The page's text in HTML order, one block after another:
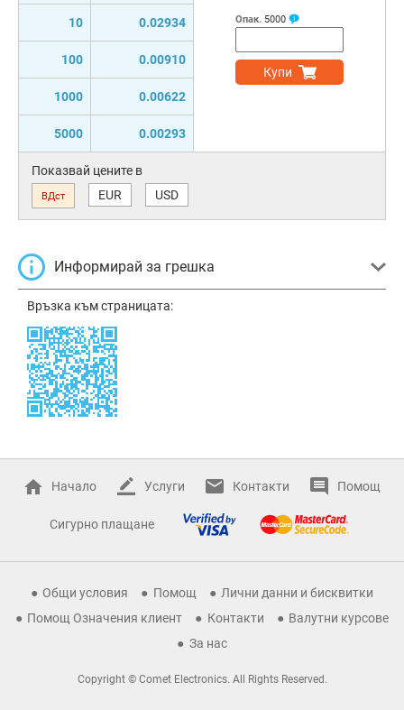
10 0.02934
100 0.00910
1000 0.00622
5000 0.00293
Опак. 5000
Купи
Показвай цените в
ВДст EUR USD
Информирай за грешка
Връзка към страницата:
Начало Услуги Контакти Помощ
Сигурно плащане
Общи условия Помощ
Лични данни и бисквитки
Помощ Означения клиент
Контакти
Валутни курсове
За нас
Copyright © Comet Electronics. All Rights Reserved.